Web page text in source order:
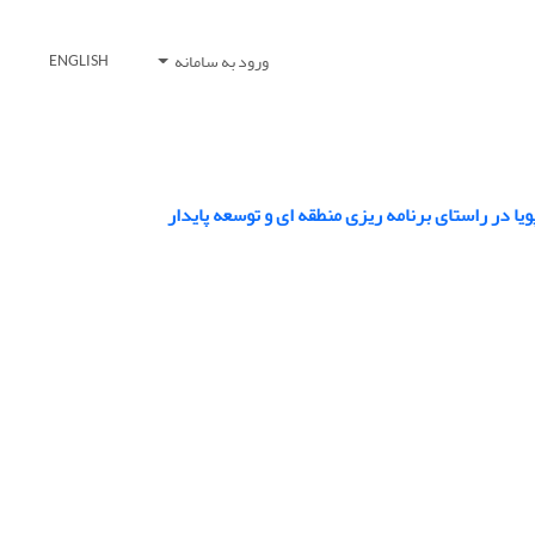
ورود به سامانه ENGLISH
راستای برنامه ریزی منطقه ای و توسعه پایدار